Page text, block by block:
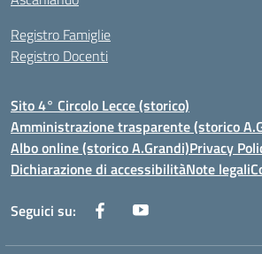
Registro Famiglie
Registro Docenti
Sito 4° Circolo Lecce (storico)
Amministrazione trasparente (storico
Albo online (storico A.Grandi)Privacy
Dichiarazione di accessibilitàNote legali
Seguici su: